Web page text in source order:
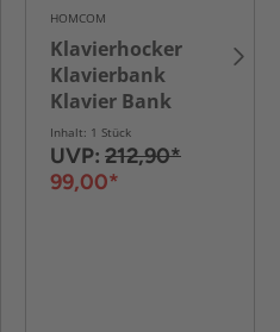
HOMCOM
Klavierhocker
Klavierbank
Klavier Bank
Schminkhocker
Hocker mit
Stauraum
Inhalt: 1 Stück
UVP: 212,90*
99,00*